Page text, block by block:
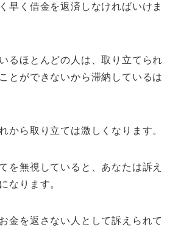
早く借金を返済しなければいけま
るほとんどの人は、取り立てられ
とができないから滞納しているは
から取り立ては激しくなります。
を無視していると、あなたは訴え
なります。
金を返さない人として訴えられて